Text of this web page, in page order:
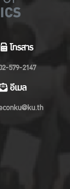
โทรสาร
579-2147
อีเมล